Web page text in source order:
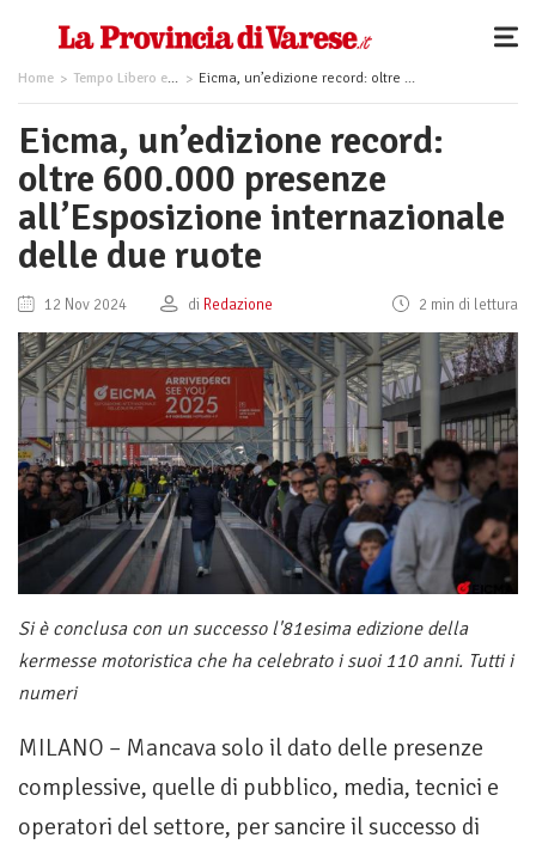
Home Tempo Libero ed Eventi Eicma, un’edizione record: oltre 600.000 presenze all’Esposizione internazionale delle due ruote
Eicma, un’edizione record:
oltre 600.000 presenze
all’Esposizione internazionale
delle due ruote
12 Nov 2024 di Redazione 2 min di lettura
Si è conclusa con un successo l'81esima edizione della
kermesse motoristica che ha celebrato i suoi 110 anni. Tutti i
numeri
MILANO – Mancava solo il dato delle presenze
complessive, quelle di pubblico, media, tecnici e
operatori del settore, per sancire il successo di